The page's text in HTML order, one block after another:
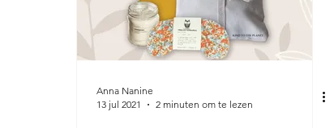
Anna Nanine
13 jul 2021
2 minuten om te lezen